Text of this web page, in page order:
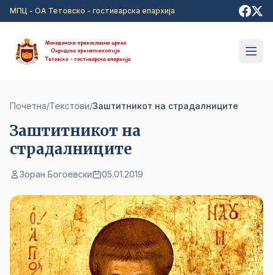
Прејди на главна содржина
МПЦ - ОА Тетовско - гостиварска епархија
Почетна/Текстови/Заштитникот на страдалниците
Заштитникот на
страдалниците
Зоран Богоевски 05.01.2019